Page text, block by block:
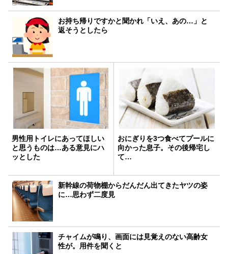
お持ち帰りですかと聞かれ「いえ、あの…」と
返そうとしたら
男性用トイレにあってほしい
と思うものは…ある意見にハ
ッとした
おにぎりを3つ食べてプールに
向かった息子。その後帰宅し
て…
新幹線の荷物棚からだんだん出てきたヤツの姿
に…思わず二度見
チャイムが鳴り、画面には見覚えのない高齢女
性が。用件を聞くと